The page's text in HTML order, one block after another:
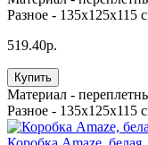
Разное - 135х125х115
519.40р.
Купить
Материал -
Разное - 135х125х115